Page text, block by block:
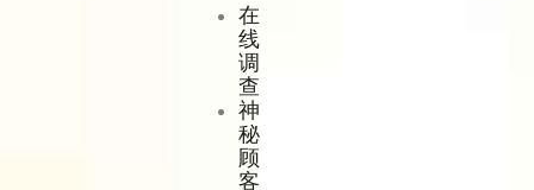
在
线
调
查
神
秘
顾
客